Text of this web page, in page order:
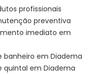
profissionais
preventiva
imediato em
em Diadema
quintal em Diadema